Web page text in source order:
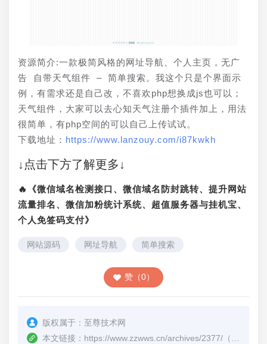
资源简介:一款极简风格的网址导航、个人主页，无广
告 自带天气组件 – 简单搜索。我这个只是个界面示
例，有需求还是自己改，不喜欢php想换成js也可以；
天气组件，大家可以去心知天气注册个插件加上，用法
很简单，有php空间的可以自己上传试试。
下载地址： https://www.lanzouy.com/i87kwkh
↓点击下方了解更多↓
🔥《微信域名检测接口、微信域名防封跳转、提升网站
流量排名、微信加粉统计系统、超值服务器与挂机宝、
个人免签码支付》
网站源码 网址导航 简单搜索
赞（0）
版权属于： 至尊技术网
本文链接： https://www.zzwws.cn/archives/2377/ （转载时请注明本文出处及文章链接）